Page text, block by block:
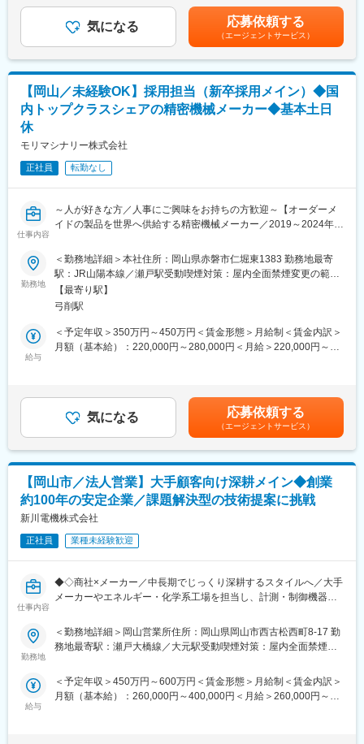
■当社の魅力：
＜創業50年以上。大手メーカーとの取引を続ける安定企業＞
1974年の設立以来、通信機器事業、設備機器事業、EMS事業など
複数事業を展開し、安定した経営基盤を築いています。
また、パナソニックグループやNECグループをはじめとした大手
メーカーとの取引実績もあり、長年にわたり培ってきた技術力が
当社の強みです。
め、メーカーとしてのモノづくりにも携わることができます。
変更の範囲：会社の定める業務
・サブコンや発注会社との打ち合わせ、施工会社への技術指導、
消防検査の立会等。
・導入施設の技術担当者として、火災報知設備の防災システムの
■取扱い製品：
火災報知設備（受信機、感知器等）、弱電設備等
＼ホーチキの魅力／
創立100年以上で安定した財務基盤があり、高水準の給与体系と
日本で初めて火災報知器を開発・設置し、大規模物件において業
界でトップクラスのシェアを誇ります！海外への事業投資も積極
〇施工実績：東京スカイツリー、東京ドーム、横浜アリーナ、幕
張メッセ、関西国際空港、新国立劇場、正倉院等
★連続増収増益企業の安定性！
2020年度より連続で売上高、営業利益、経常利益ともに増収増益
生産性向上の取り組みにより、営業利益、経常利益は大幅増加を
達成しています。
・産休後の復職率100％、有給取得日数15.3日と、安心して働け
る環境です。
・住宅資金貸付制度、住宅手当、家族手当等などの制度充実
・GWや夏休みなどは9連休も可能とオンオフのある働き方
・充実した退職金制度：退職金制度については（1）退職一時金
（会社退職金）（2）確定給付年金（DB）（3）確定拠出年金
（DC）3つの制度をご用意しています
変更の範囲：会社の定める業務
賃金はあくまでも目安の金額であり、選考を通じて上下する可能
性があります。月給(月額)は固定手当を含めた表記です。
気になる 応募依頼する
（エージェントサービス）
【岡山／未経験OK】採用担当（新卒採用メイン）◆国
内トップクラスシェアの精密機械メーカー◆基本土日
休
モリマシナリー株式会社
正社員 転勤なし
仕事内容
～人が好きな方／人事にご興味をお持ちの方歓迎～【オーダーメ
イドの製品を世界へ供給する精密機械メーカー／2019～2024年の
ノー残業デー／年休120日】
■採用背景：
今回は更なる事業成長に向けて人材の活性化を行うべく、採用・
教育強化のための募集となります。
はじめはサポート業務からスタートいたしますので、未経験の方
も是非ご応募ください。
・内定者フォロー
・説明会、インターンシップ準備・運営サポート
・新卒採用施策の企画・運営 等
■入社後の流れ：
入社後は先輩社員のフォローのもと、採用事務や日程調整業務か
らスタート。将来的には新卒採用の主担当として、学校訪問やイ
ンターンシップ企画
、採用広報企画など採用業務全般を担当していただくことを期待
しています。
■同社について：
超え、数々の分野で「国内シェアNo.1」を達成しています。
《2》徹底的な効率化により、品質を第一としながらも迅速且つ柔
《3》トラブル対応に限らず定期的なメンテナンスや修理等、お客
様のご要望や状況に合わせて最適なサポートを行っています。
勤務地
＜勤務地詳細＞本社住所：岡山県赤磐市仁堀東1383 勤務地最寄
駅：JR山陽本線／瀬戸駅受動喫煙対策：屋内全面禁煙変更の範
囲：会社の定める事業所
【最寄り駅】
弓削駅
給与
＜予定年収＞350万円～450万円＜賃金形態＞月給制＜賃金内訳＞
月額（基本給）：220,000円～280,000円＜月給＞220,000円～
賃金はあくまでも目安の金額であり、選考を通じて上下する可能
性があります。月給(月額)は固定手当を含めた表記です。
気になる 応募依頼する
（エージェントサービス）
【岡山市／法人営業】大手顧客向け深耕メイン◆創業
約100年の安定企業／課題解決型の技術提案に挑戦
新川電機株式会社
正社員 業種未経験歓迎
仕事内容
◆◇商社×メーカー／中長期でじっくり深耕するスタイルへ／大手
メーカーやエネルギー・化学系工場を担当し、計測・制御機器の
■おすすめPOINT
術力を持つ老舗企業
・商社×メーカー機能を活かし、既製品提案からシステム構築、自
勤務地
＜勤務地詳細＞岡山営業所住所：岡山県岡山市西古松西町8-17 勤
務地最寄駅：瀬戸大橋線／大元駅受動喫煙対策：屋内全面禁煙変
給与
＜予定年収＞450万円～600万円＜賃金形態＞月給制＜賃金内訳＞
月額（基本給）：260,000円～400,000円＜月給＞260,000円～